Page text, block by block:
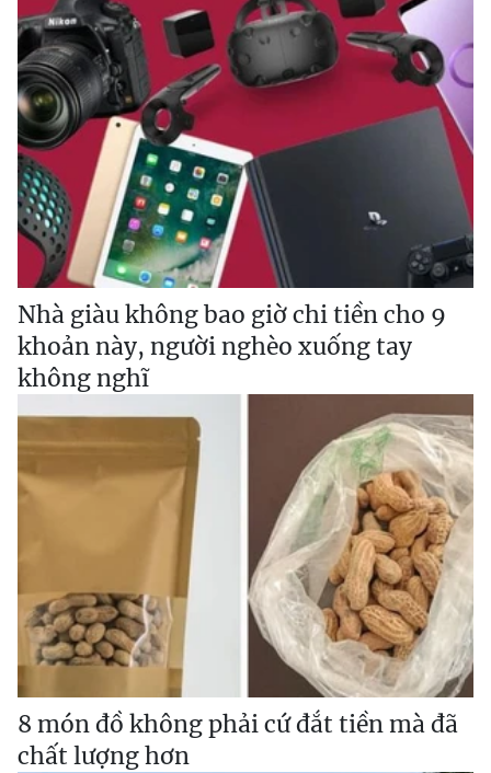
Nhà giàu không bao giờ chi tiền cho 9
khoản này, người nghèo xuống tay
không nghĩ
8 món đồ không phải cứ đắt tiền mà đã
chất lượng hơn